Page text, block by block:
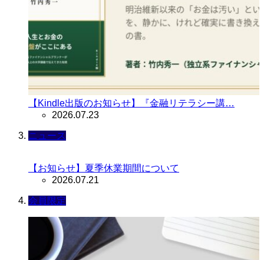
【Kindle出版のお知らせ】『金融リテラシー講…
2026.07.23
ニュース
【お知らせ】夏季休業期間について
2026.07.21
会員限定